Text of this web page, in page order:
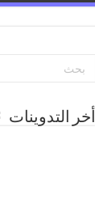
أخر التدوينات